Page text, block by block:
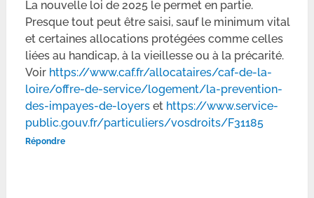
La nouvelle loi de 2025 le permet en partie.
Presque tout peut être saisi, sauf le minimum vital
et certaines allocations protégées comme celles
liées au handicap, à la vieillesse ou à la précarité.
Voir https://www.caf.fr/allocataires/caf-de-la-
loire/offre-de-service/logement/la-prevention-
des-impayes-de-loyers et https://www.service-
public.gouv.fr/particuliers/vosdroits/F31185
Répondre